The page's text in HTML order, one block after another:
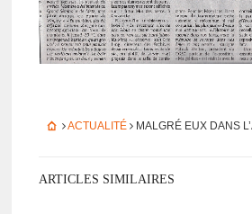
ACTUALITÉ MALGRÉ EUX DANS
ARTICLES SIMILAIRES